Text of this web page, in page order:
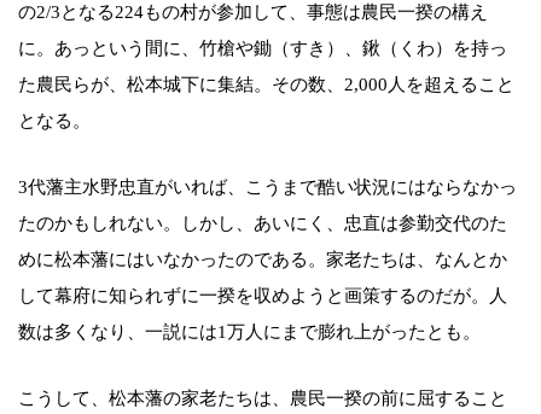
の2/3となる224もの村が参加して、事態は農民一揆の構え
に。あっという間に、竹槍や鋤（すき）、鍬（くわ）を持っ
た農民らが、松本城下に集結。その数、2,000人を超えること
となる。
3代藩主水野忠直がいれば、こうまで酷い状況にはならなかっ
たのかもしれない。しかし、あいにく、忠直は参勤交代のた
めに松本藩にはいなかったのである。家老たちは、なんとか
して幕府に知られずに一揆を収めようと画策するのだが。人
数は多くなり、一説には1万人にまで膨れ上がったとも。
こうして、松本藩の家老たちは、農民一揆の前に屈すること